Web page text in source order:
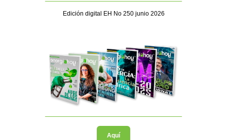
Edición digital EH No 250 junio 2026
Aquí